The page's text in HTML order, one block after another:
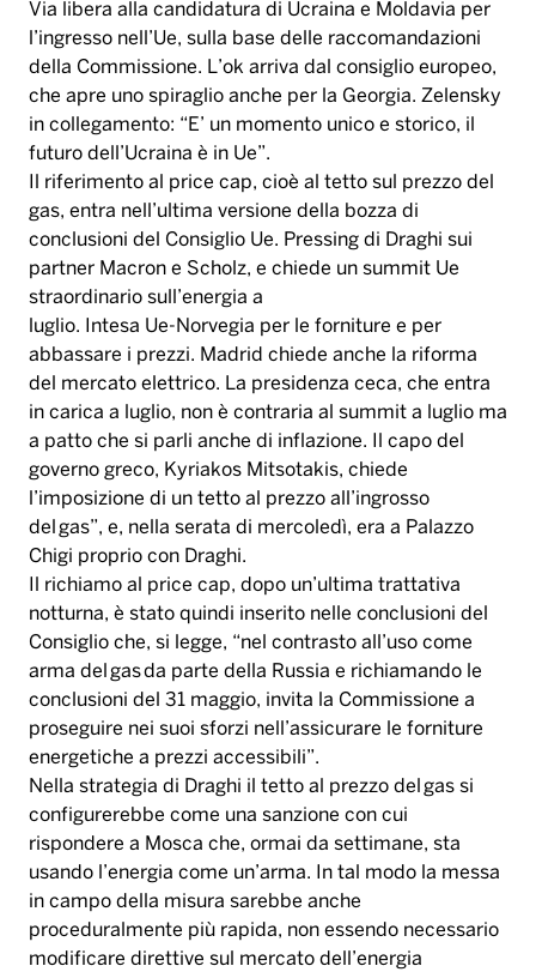
Via libera alla candidatura di Ucraina e Moldavia per
l’ingresso nell’Ue, sulla base delle raccomandazioni
della Commissione. L’ok arriva dal consiglio europeo,
che apre uno spiraglio anche per la Georgia. Zelensky
in collegamento: “E’ un momento unico e storico, il
futuro dell’Ucraina è in Ue”.
Il riferimento al price cap, cioè al tetto sul prezzo del
gas, entra nell’ultima versione della bozza di
conclusioni del Consiglio Ue. Pressing di Draghi sui
partner Macron e Scholz, e chiede un summit Ue
straordinario sull’energia a
luglio. Intesa Ue-Norvegia per le forniture e per
abbassare i prezzi. Madrid chiede anche la riforma
del mercato elettrico. La presidenza ceca, che entra
in carica a luglio, non è contraria al summit a luglio ma
a patto che si parli anche di inflazione. Il capo del
governo greco, Kyriakos Mitsotakis, chiede
l’imposizione di un tetto al prezzo all’ingrosso
del gas”, e, nella serata di mercoledì, era a Palazzo
Chigi proprio con Draghi.
Il richiamo al price cap, dopo un’ultima trattativa
notturna, è stato quindi inserito nelle conclusioni del
Consiglio che, si legge, “nel contrasto all’uso come
arma del gas da parte della Russia e richiamando le
conclusioni del 31 maggio, invita la Commissione a
proseguire nei suoi sforzi nell’assicurare le forniture
energetiche a prezzi accessibili”.
Nella strategia di Draghi il tetto al prezzo del gas si
configurerebbe come una sanzione con cui
rispondere a Mosca che, ormai da settimane, sta
usando l’energia come un’arma. In tal modo la messa
in campo della misura sarebbe anche
proceduralmente più rapida, non essendo necessario
modificare direttive sul mercato dell’energia